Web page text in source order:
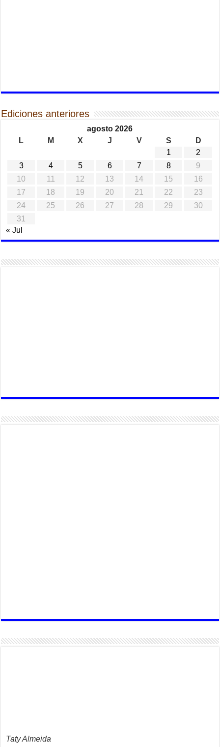
Ediciones anteriores
agosto 2026
L
M X J V S
D
1
2
3
4 5 6 7 8
9
10
11 12 13 14 15
16
17
18 19 20 21 22
23
24
25 26 27 28 29
30
31
« Jul
Taty Almeida